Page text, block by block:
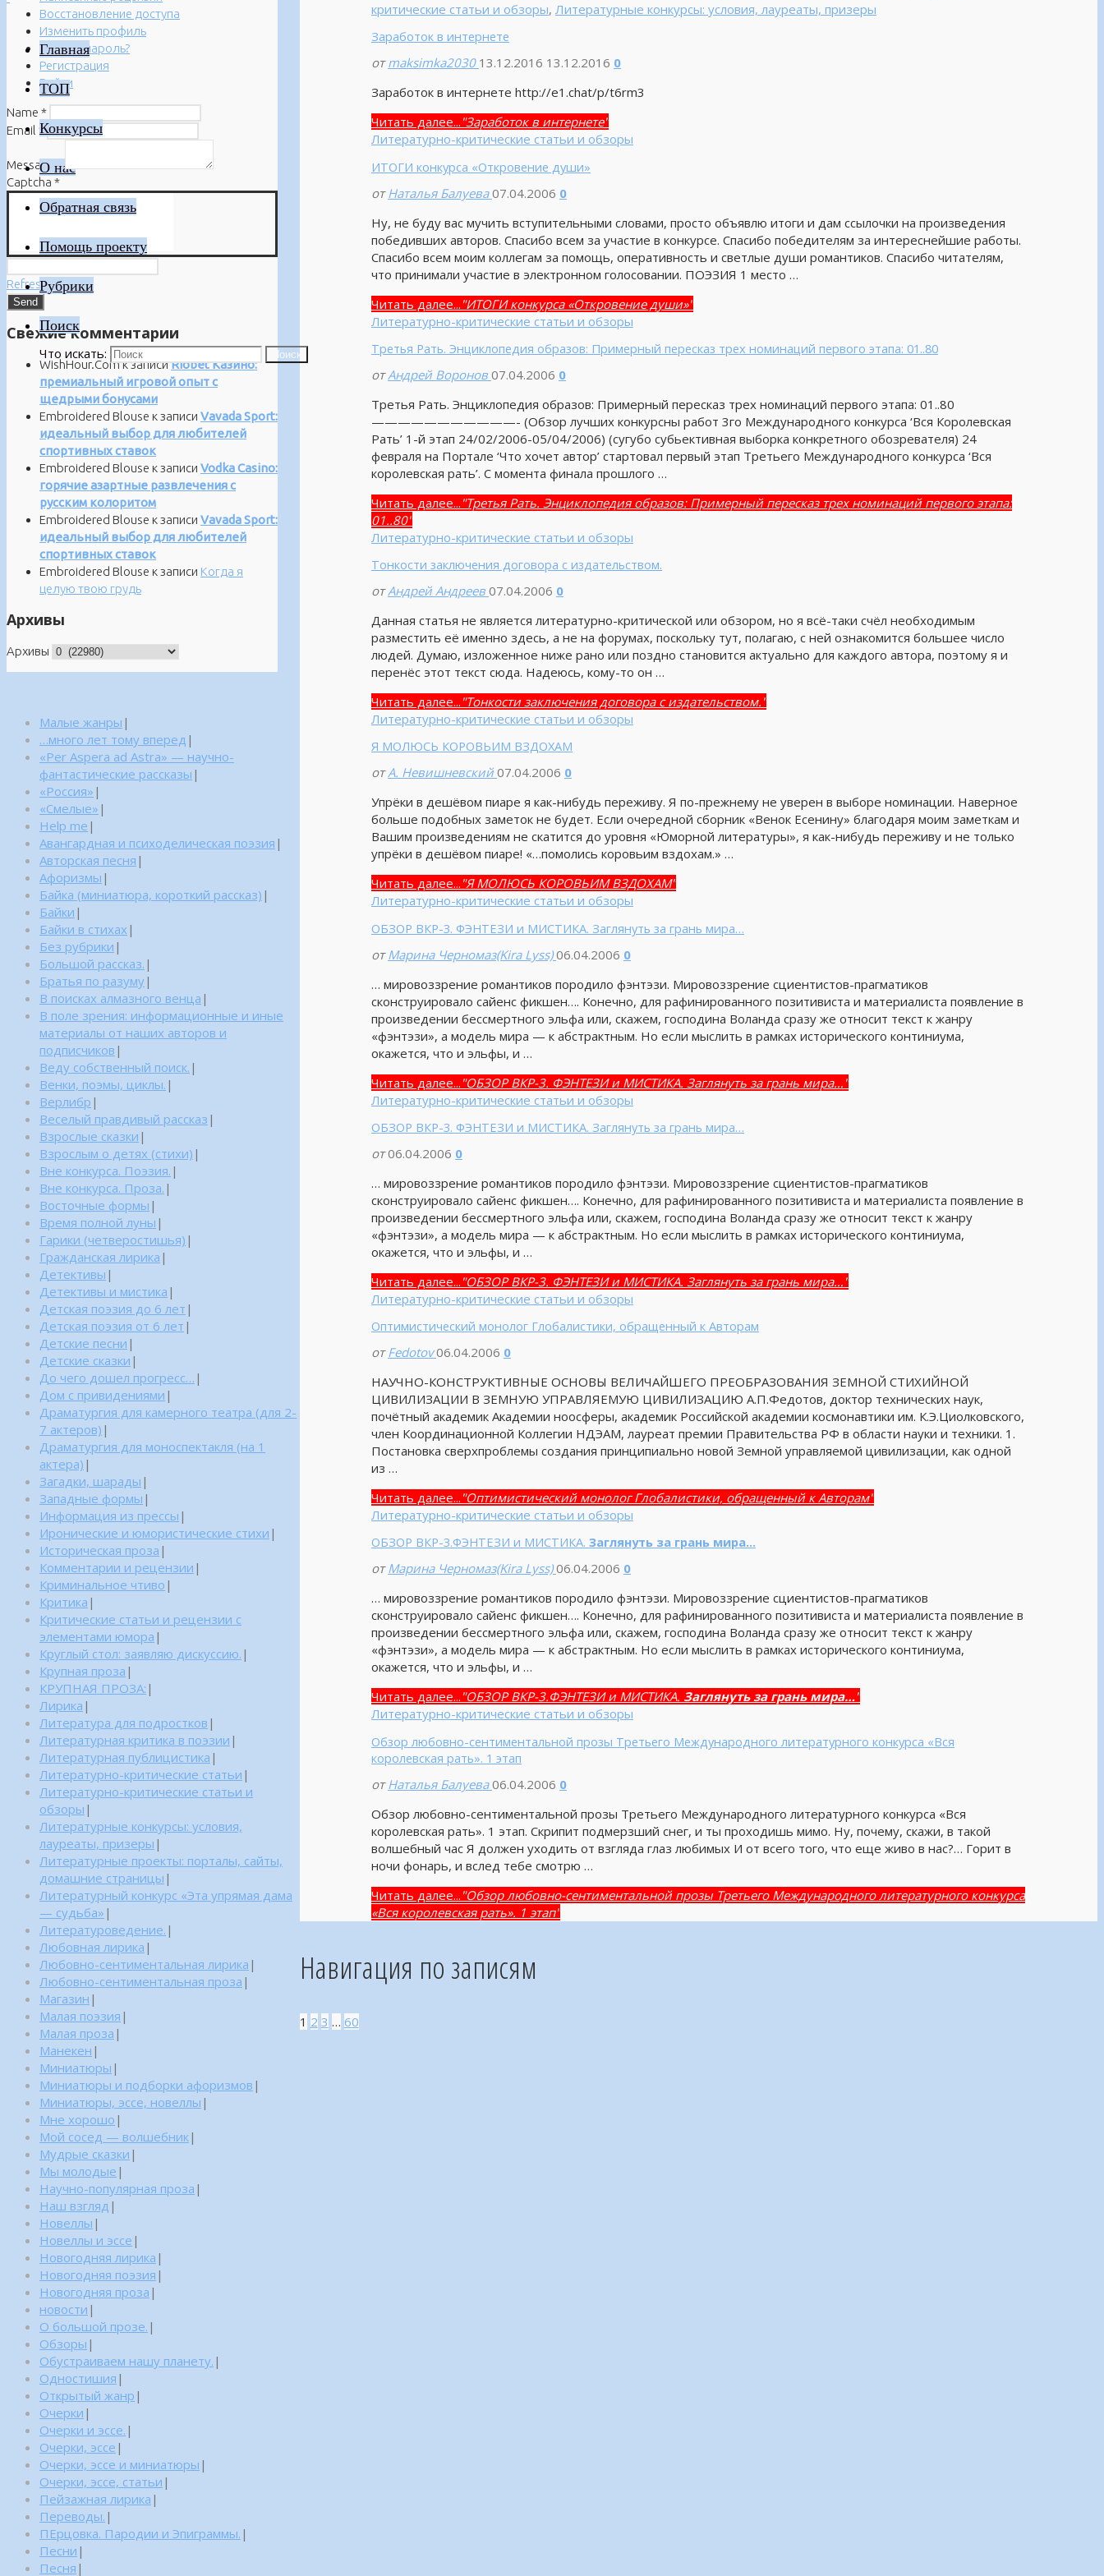
Главная
ТОП
Конкурсы
О нас
Обратная связь
Помощь проекту
Рубрики
Поиск
Что искать: Поиск
критические статьи и обзоры, Литературные конкурсы: условия, лауреаты, призеры
Заработок в интернете
от maksimka2030 13.12.2016 13.12.2016 0
Заработок в интернете http://e1.chat/p/t6rm3
Читать далее... "Заработок в интернете"
Литературно-критические статьи и обзоры
ИТОГИ конкурса «Откровение души»
от Наталья Балуева07.04.2006 0
Ну, не буду вас мучить вступительными словами, просто объявлю итоги и дам ссылочки на произведения
победивших авторов. Спасибо всем за участие в конкурсе. Спасибо победителям за интереснейшие работы.
Спасибо всем моим коллегам за помощь, оперативность и светлые души романтиков. Спасибо читателям,
что принимали участие в электронном голосовании. ПОЭЗИЯ 1 место …
Читать далее... "ИТОГИ конкурса «Откровение души»"
Литературно-критические статьи и обзоры
Третья Рать. Энциклопедия образов: Примерный пересказ трех номинаций первого этапа: 01..80
от Андрей Воронов07.04.2006 0
Третья Рать. Энциклопедия образов: Примерный пересказ трех номинаций первого этапа: 01..80
———————————- (Обзор лучших конкурсны работ 3го Международного конкурса ‘Вся Королевская
Рать’ 1-й этап 24/02/2006-05/04/2006) (сугубо субьективная выборка конкретного обозревателя) 24
февраля на Портале ‘Что хочет автор’ стартовал первый этап Третьего Международного конкурса ‘Вся
королевская рать’. С момента финала прошлого …
Читать далее... "Третья Рать. Энциклопедия образов: Примерный пересказ трех номинаций первого этапа:
01..80"
Литературно-критические статьи и обзоры
Тонкости заключения договора с издательством.
от Андрей Андреев 07.04.2006 0
Данная статья не является литературно-критической или обзором, но я всё-таки счёл необходимым
разместить её именно здесь, а не на форумах, поскольку тут, полагаю, с ней ознакомится большее число
людей. Думаю, изложенное ниже рано или поздно становится актуально для каждого автора, поэтому я и
перенёс этот текст сюда. Надеюсь, кому-то он …
Читать далее... "Тонкости заключения договора с издательством."
Литературно-критические статьи и обзоры
Я МОЛЮСЬ КОРОВЬИМ ВЗДОХАМ
от А. Невишневский 07.04.2006 0
Упрёки в дешёвом пиаре я как-нибудь переживу. Я по-прежнему не уверен в выборе номинации. Наверное
больше подобных заметок не будет. Если очередной сборник «Венок Есенину» благодаря моим заметкам и
Вашим произведениям не скатится до уровня «Юморной литературы», я как-нибудь переживу и не только
упрёки в дешёвом пиаре! «…помолись коровьим вздохам.» …
Читать далее... "Я МОЛЮСЬ КОРОВЬИМ ВЗДОХАМ"
Литературно-критические статьи и обзоры
ОБЗОР ВКР-3. ФЭНТЕЗИ и МИСТИКА. Заглянуть за грань мира…
от Марина Черномаз(Kira Lyss)06.04.2006 0
… мировоззрение романтиков породило фэнтэзи. Мировоззрение сциентистов-прагматиков
сконструировало сайенс фикшен…. Конечно, для рафинированного позитивиста и материалиста появление в
произведении бессмертного эльфа или, скажем, господина Воланда сразу же относит текст к жанру
«фэнтэзи», а модель мира — к абстрактным. Но если мыслить в рамках исторического континиума,
окажется, что и эльфы, и …
Читать далее... "ОБЗОР ВКР-3. ФЭНТЕЗИ и МИСТИКА. Заглянуть за грань мира…"
Литературно-критические статьи и обзоры
ОБЗОР ВКР-3. ФЭНТЕЗИ и МИСТИКА. Заглянуть за грань мира…
от 06.04.2006 0
… мировоззрение романтиков породило фэнтэзи. Мировоззрение сциентистов-прагматиков
сконструировало сайенс фикшен…. Конечно, для рафинированного позитивиста и материалиста появление в
произведении бессмертного эльфа или, скажем, господина Воланда сразу же относит текст к жанру
«фэнтэзи», а модель мира — к абстрактным. Но если мыслить в рамках исторического континиума,
окажется, что и эльфы, и …
Читать далее... "ОБЗОР ВКР-3. ФЭНТЕЗИ и МИСТИКА. Заглянуть за грань мира…"
Литературно-критические статьи и обзоры
Оптимистический монолог Глобалистики, обращенный к Авторам
от Fedotov 06.04.2006 0
НАУЧНО-КОНСТРУКТИВНЫЕ ОСНОВЫ ВЕЛИЧАЙШЕГО ПРЕОБРАЗОВАНИЯ ЗЕМНОЙ СТИХИЙНОЙ
ЦИВИЛИЗАЦИИ В ЗЕМНУЮ УПРАВЛЯЕМУЮ ЦИВИЛИЗАЦИЮ А.П.Федотов, доктор технических наук,
почётный академик Академии ноосферы, академик Российской академии космонавтики им. К.Э.Циолковского,
член Координационной Коллегии НДЭАМ, лауреат премии Правительства РФ в области науки и техники. 1.
Постановка сверхпроблемы создания принципиально новой Земной управляемой цивилизации, как одной
из …
Читать далее... "Оптимистический монолог Глобалистики, обращенный к Авторам"
Литературно-критические статьи и обзоры
ОБЗОР ВКР-3.ФЭНТЕЗИ и МИСТИКА. Заглянуть за грань мира…
от Марина Черномаз(Kira Lyss)06.04.2006 0
… мировоззрение романтиков породило фэнтэзи. Мировоззрение сциентистов-прагматиков
сконструировало сайенс фикшен…. Конечно, для рафинированного позитивиста и материалиста появление в
произведении бессмертного эльфа или, скажем, господина Воланда сразу же относит текст к жанру
«фэнтэзи», а модель мира — к абстрактным. Но если мыслить в рамках исторического континиума,
окажется, что и эльфы, и …
Читать далее... "ОБЗОР ВКР-3.ФЭНТЕЗИ и МИСТИКА. Заглянуть за грань мира…"
Литературно-критические статьи и обзоры
Обзор любовно-сентиментальной прозы Третьего Международного литературного конкурса «Вся
королевская рать». 1 этап
от Наталья Балуева06.04.2006 0
Обзор любовно-сентиментальной прозы Третьего Международного литературного конкурса «Вся
королевская рать». 1 этап. Скрипит подмерзший снег, и ты проходишь мимо. Ну, почему, скажи, в такой
волшебный час Я должен уходить от взгляда глаз любимых И от всего того, что еще живо в нас?… Горит в
ночи фонарь, и вслед тебе смотрю …
Читать далее... "Обзор любовно-сентиментальной прозы Третьего Международного литературного конкурса
«Вся королевская рать». 1 этап"
Навигация по записям
1 2 3 … 60
Восстановление доступа
Изменить профиль
Забыли пароль?
Регистрация
Войти
Name *
Email *
Message*
Captcha *
Refresh
Свежие комментарии
WishHour.Comк записиRiobet Казино:
премиальный игровой опыт с
щедрыми бонусами
Embroidered Blouse к записи Vavada Sport:
идеальный выбор для любителей
спортивных ставок
Embroidered Blouse к записи Vodka Casino:
горячие азартные развлечения с
русским колоритом
Embroidered Blouse к записи Vavada Sport:
идеальный выбор для любителей
спортивных ставок
Embroidered Blouse к записи Когда я
целую твою грудь
Архивы
Архивы
Малые жанры |
…много лет тому вперед |
«Per Aspera ad Astra» — научно-
фантастические рассказы |
«Россия» |
«Смелые» |
Help me |
Авангардная и психоделическая поэзия |
Авторская песня |
Афоризмы |
Байка (миниатюра, короткий рассказ) |
Байки |
Байки в стихах |
Без рубрики |
Большой рассказ. |
Братья по разуму|
В поисках алмазного венца |
В поле зрения: информационные и иные
материалы от наших авторов и
подписчиков |
Веду собственный поиск. |
Венки, поэмы, циклы. |
Верлибр |
Веселый правдивый рассказ |
Взрослые сказки |
Взрослым о детях (стихи) |
Вне конкурса. Поэзия. |
Вне конкурса. Проза. |
Восточные формы |
Время полной луны |
Гарики (четверостишья) |
Гражданская лирика |
Детективы |
Детективы и мистика |
Детская поэзия до 6 лет |
Детская поэзия от 6 лет |
Детские песни |
Детские сказки |
До чего дошел прогресс… |
Дом с привидениями |
Драматургия для камерного театра (для 2-
7 актеров) |
Драматургия для моноспектакля (на 1
актера) |
Загадки, шарады |
Западные формы |
Информация из прессы |
Иронические и юмористические стихи |
Историческая проза |
Комментарии и рецензии |
Криминальное чтиво |
Критика |
Критические статьи и рецензии с
элементами юмора |
Круглый стол: заявляю дискуссию. |
Крупная проза |
КРУПНАЯ ПРОЗА: |
Лирика |
Литература для подростков |
Литературная критика в поэзии |
Литературная публицистика |
Литературно-критические статьи |
Литературно-критические статьи и
обзоры |
Литературные конкурсы: условия,
лауреаты, призеры |
Литературные проекты: порталы, сайты,
домашние страницы |
Литературный конкурс «Эта упрямая дама
— судьба» |
Литературоведение. |
Любовная лирика |
Любовно-сентиментальная лирика |
Любовно-сентиментальная проза |
Магазин |
Малая поэзия |
Малая проза |
Манекен |
Миниатюры |
Миниатюры и подборки афоризмов |
Миниатюры, эссе, новеллы |
Мне хорошо |
Мой сосед — волшебник|
Мудрые сказки |
Мы молодые |
Научно-популярная проза |
Наш взгляд |
Новеллы |
Новеллы и эссе |
Новогодняя лирика |
Новогодняя поэзия |
Новогодняя проза |
новости |
О большой прозе. |
Обзоры |
Обустраиваем нашу планету. |
Одностишия |
Открытый жанр |
Очерки |
Очерки и эссе. |
Очерки, эссе |
Очерки, эссе и миниатюры |
Очерки, эссе, статьи |
Пейзажная лирика |
Переводы. |
ПЕрцовка. Пародии и Эпиграммы. |
Песни |
Песня |